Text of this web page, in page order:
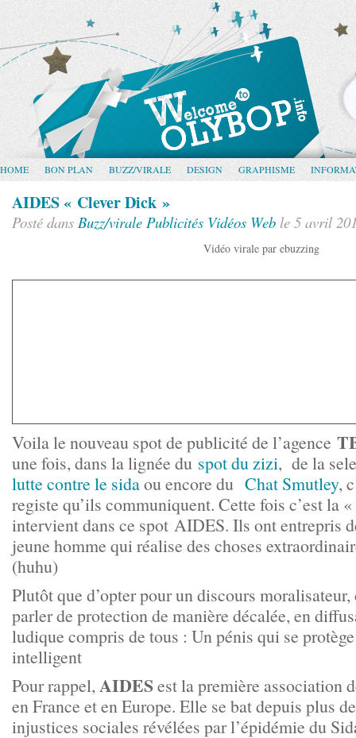
HOME BON PLAN BUZZ/VIRALE DESIGN GRAPHISME
AIDES « Clever Dick »
Posté dans Buzz/virale Publicités Vidéos Web le 5 avril
Vidéo virale par ebuzzing
Voila le nouveau spot de publicité de l’agence
une fois, dans la lignée du spot du zizi, de la
lutte contre le sidaou encore du Chat Smutley,
registe qu’ils communiquent. Cette fois c’est la
intervient dans ce spot AIDES. Ils ont entrepris
jeune homme qui réalise des choses
(huhu)
Plutôt que d’opter pour un discours
parler de protection de manière décalée, en
ludique compris de tous : Un pénis qui se
intelligent
Pour rappel,AIDES est la première association
en France et en Europe. Elle se bat depuis plus
injustices sociales révélées par l’épidémie du